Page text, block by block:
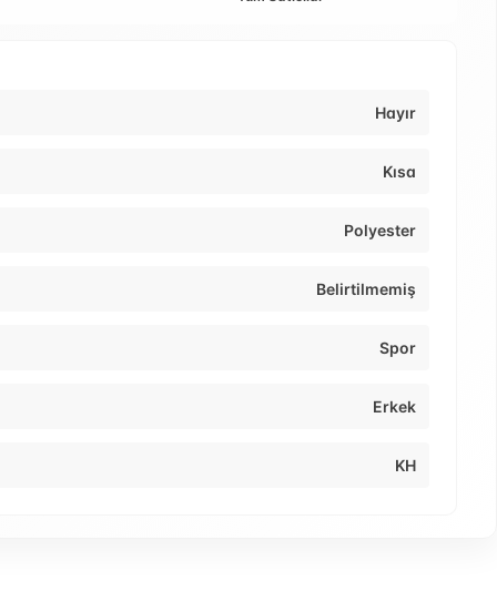
Hayır
Kısa
Polyester
Belirtilmemiş
Spor
Erkek
KH